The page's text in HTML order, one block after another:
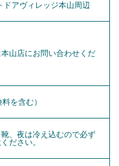
ドアヴィレッジ本山周辺
山店にお問い合わせくだ
を含む）
、夜は冷え込むので必ず
ださい。